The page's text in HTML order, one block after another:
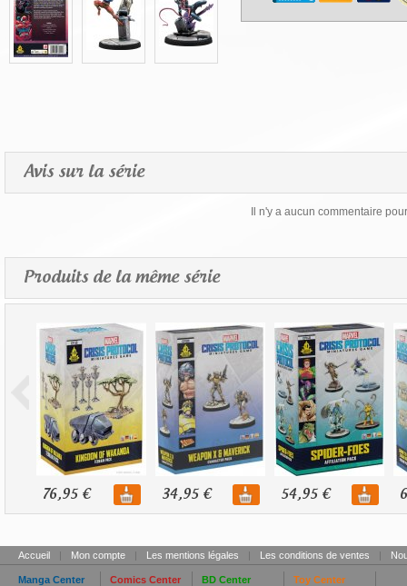
Avis sur la série
Il n'y a aucun commentaire
Produits de la même série
76,95 € 34,95 € 54,95 €
Accueil | Mon compte | Les mentions légales | Les conditions de ventes |
Manga Center
Comics Center
BD Center
Toy Center